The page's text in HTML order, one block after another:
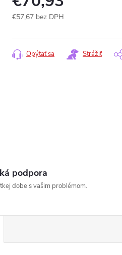
€57,67 bez DPH
cena:
Opýtať sa Strážiť
podpora
dobe s vašim problémom.